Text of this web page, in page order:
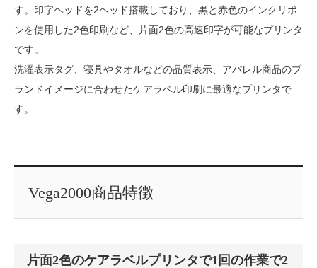
す。印字ヘッドを2ヘッド搭載しており、黒と赤色のインクリボ
ンを使用した2色印刷など、片面2色の高速印字が可能なプリンタ
です。
洗濯表示タグ、寝具やタオルなどの品質表示、アパレル商品のブ
ランドイメージに合わせたケアラベル印刷に最適なプリンタで
す。
Vega2000商品特徴
片面2色のケアラベルプリンタで1回の作業で2